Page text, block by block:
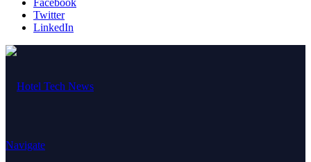
Facebook
Twitter
LinkedIn
Navigate